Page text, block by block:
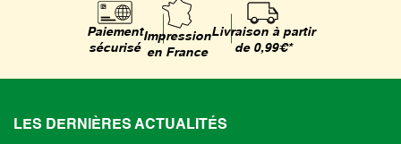
Paiement
sécurisé
Impression
en France
Livraison à partir
de 0,99€*
LES DERNIÈRES ACTUALITÉS